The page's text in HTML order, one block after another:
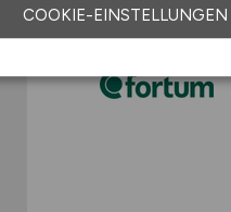
COOKIE-EINSTELLUNGEN